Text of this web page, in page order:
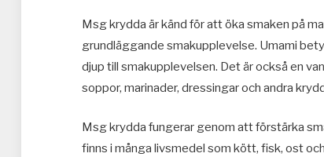
Msg krydda är känd för att öka smaken på
grundläggande smakupplevelse. Umami
djup till smakupplevelsen. Det är också en
soppor, marinader, dressingar och andra
Msg krydda fungerar genom att förstärka
finns i många livsmedel som kött, fisk, ost